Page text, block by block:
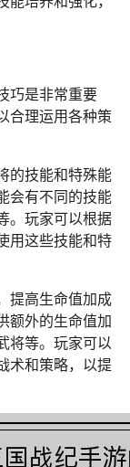
巧是非常重要
合理运用各种策
的技能和特殊能
会有不同的技能
。玩家可以根据
用这些技能和特
提高生命值加成
额外的生命值加
将等。玩家可以
术和策略，以提